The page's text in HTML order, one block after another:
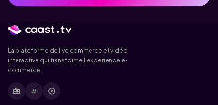
La plateforme de live commerce et vidéo
interactive qui transforme l'expérience e-
commerce.
business_center tag play_circle